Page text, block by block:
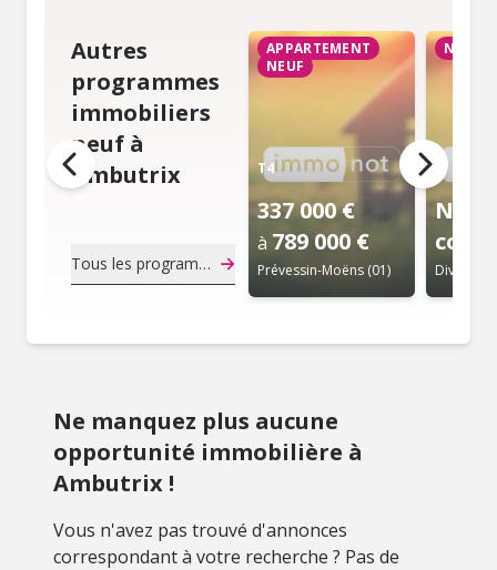
Autres
programmes
immobiliers
neuf à
Ambutrix
Tous les programmes immobiliers neuf
APPARTEMENT
NEUF
T4
337 000 €
à 789 000 €
Prévessin-Moëns (01)
NEUF
Nous
Divonne-
Ne manquez plus aucune
opportunité immobilière à
Ambutrix !
Vous n'avez pas trouvé d'annonces
correspondant à votre recherche ? Pas de